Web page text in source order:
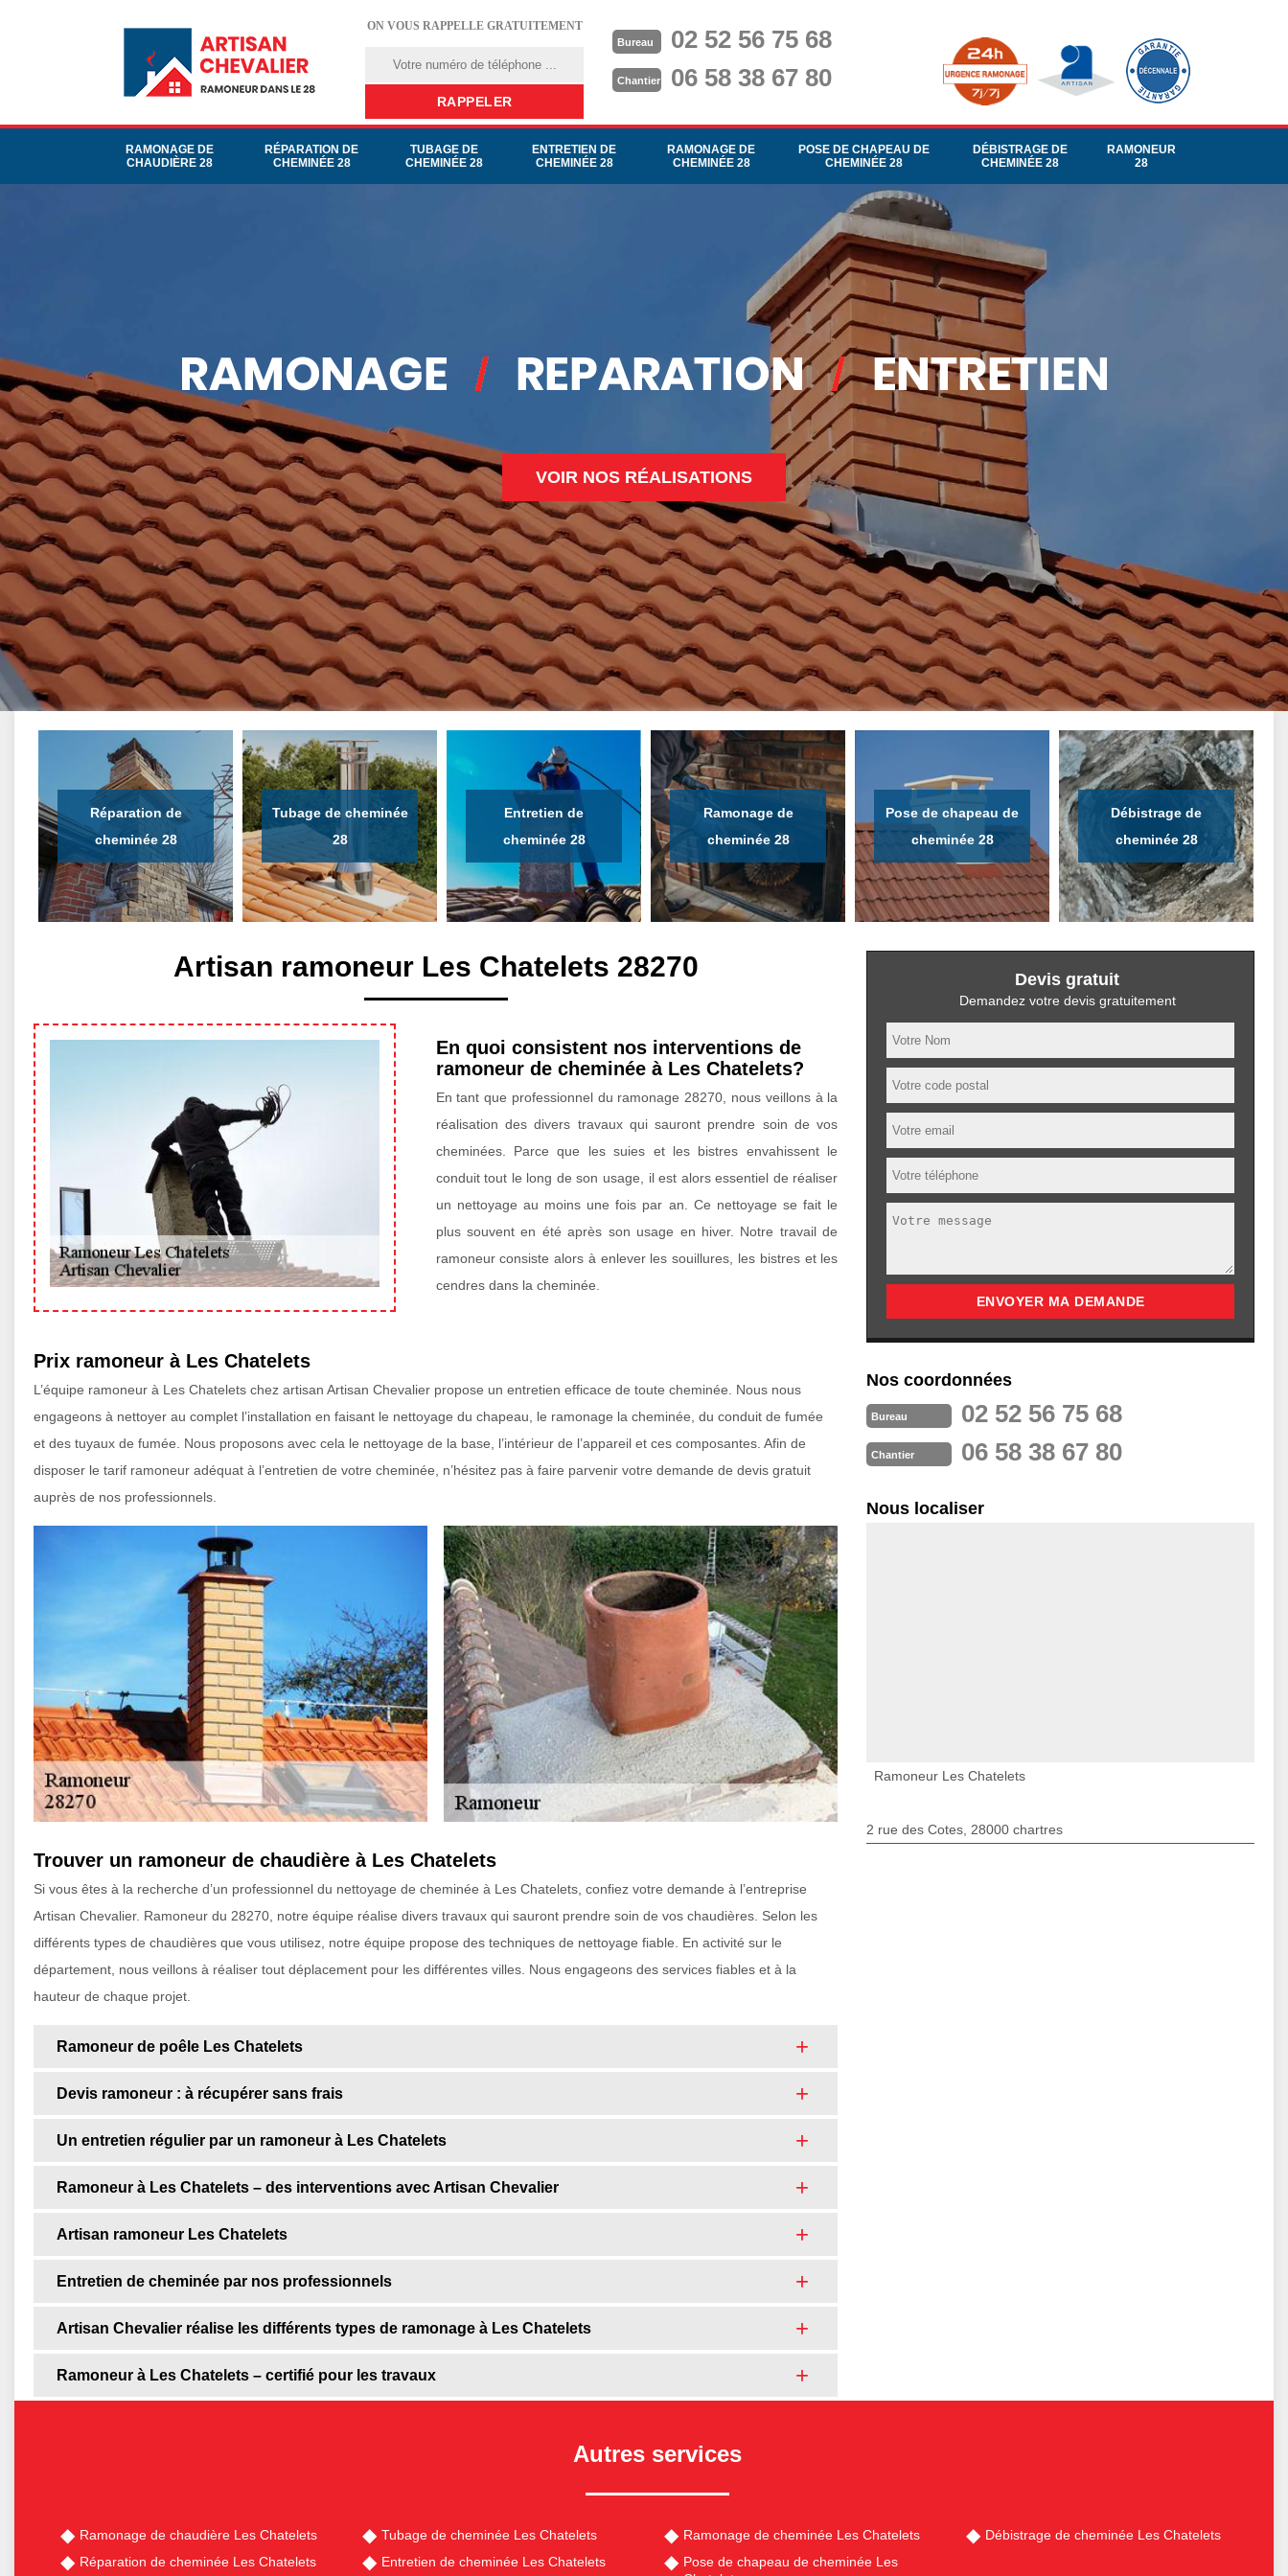
ON VOUS RAPPELLE GRATUITEMENT
Bureau 02 52 56 75 68
Chantier 06 58 38 67 80
RAMONAGE DE
CHAUDIÈRE 28
RÉPARATION DE
CHEMINÉE 28
TUBAGE DE
CHEMINÉE 28
ENTRETIEN DE
CHEMINÉE 28
RAMONAGE DE
CHEMINÉE 28
POSE DE CHAPEAU DE
CHEMINÉE 28
DÉBISTRAGE DE
CHEMINÉE 28
RAMONEUR
28
VOIR NOS RÉALISATIONS
Réparation de
cheminée 28
Tubage de cheminée
28
Entretien de
cheminée 28
Ramonage de
cheminée 28
Pose de chapeau de
cheminée 28
Débistrage de
cheminée 28
Artisan ramoneur Les Chatelets 28270
En quoi consistent nos interventions de
ramoneur de cheminée à Les Chatelets?
En tant que professionnel du ramonage 28270, nous veillons à la
réalisation des divers travaux qui sauront prendre soin de vos
cheminées. Parce que les suies et les bistres envahissent le
conduit tout le long de son usage, il est alors essentiel de réaliser
un nettoyage au moins une fois par an. Ce nettoyage se fait le
plus souvent en été après son usage en hiver. Notre travail de
ramoneur consiste alors à enlever les souillures, les bistres et les
cendres dans la cheminée.
Prix ramoneur à Les Chatelets
L’équipe ramoneur à Les Chatelets chez artisan Artisan Chevalier propose un entretien efficace de toute cheminée. Nous nous
engageons à nettoyer au complet l’installation en faisant le nettoyage du chapeau, le ramonage la cheminée, du conduit de fumée
et des tuyaux de fumée. Nous proposons avec cela le nettoyage de la base, l’intérieur de l’appareil et ces composantes. Afin de
disposer le tarif ramoneur adéquat à l’entretien de votre cheminée, n’hésitez pas à faire parvenir votre demande de devis gratuit
auprès de nos professionnels.
Trouver un ramoneur de chaudière à Les Chatelets
Si vous êtes à la recherche d’un professionnel du nettoyage de cheminée à Les Chatelets, confiez votre demande à l’entreprise
Artisan Chevalier. Ramoneur du 28270, notre équipe réalise divers travaux qui sauront prendre soin de vos chaudières. Selon les
différents types de chaudières que vous utilisez, notre équipe propose des techniques de nettoyage fiable. En activité sur le
département, nous veillons à réaliser tout déplacement pour les différentes villes. Nous engageons des services fiables et à la
hauteur de chaque projet.
Ramoneur de poêle Les Chatelets
Devis ramoneur : à récupérer sans frais
Un entretien régulier par un ramoneur à Les Chatelets
Ramoneur à Les Chatelets – des interventions avec Artisan Chevalier
Artisan ramoneur Les Chatelets
Entretien de cheminée par nos professionnels
Artisan Chevalier réalise les différents types de ramonage à Les Chatelets
Ramoneur à Les Chatelets – certifié pour les travaux
Devis gratuit
Demandez votre devis gratuitement
Nos coordonnées
Bureau 02 52 56 75 68
Chantier 06 58 38 67 80
Nous localiser
Ramoneur Les Chatelets
2 rue des Cotes, 28000 chartres
Autres services
Ramonage de chaudière Les Chatelets
Réparation de cheminée Les Chatelets
Tubage de cheminée Les Chatelets
Entretien de cheminée Les Chatelets
Ramonage de cheminée Les Chatelets
Pose de chapeau de cheminée Les
Débistrage de cheminée Les Chatelets